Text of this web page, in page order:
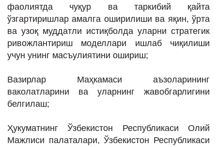
фаолиятда чуқур ва таркибий қайта
ўзгартиришлар амалга оширилиши ва яқин, ўрта
ва узоқ муддатли истиқболда уларни стратегик
ривожлантириш моделлари ишлаб чиқилиши
учун унинг масъулиятини ошириш;
Вазирлар Маҳкамаси аъзоларининг
ваколатларини ва уларнинг жавобгарлигини
белгилаш;
Ҳукуматнинг Ўзбекистон Республикаси Олий
Мажлиси палаталари, Ўзбекистон Республикаси